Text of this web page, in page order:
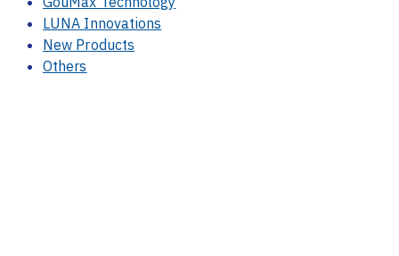
LUNA Innovations
New Products
Others